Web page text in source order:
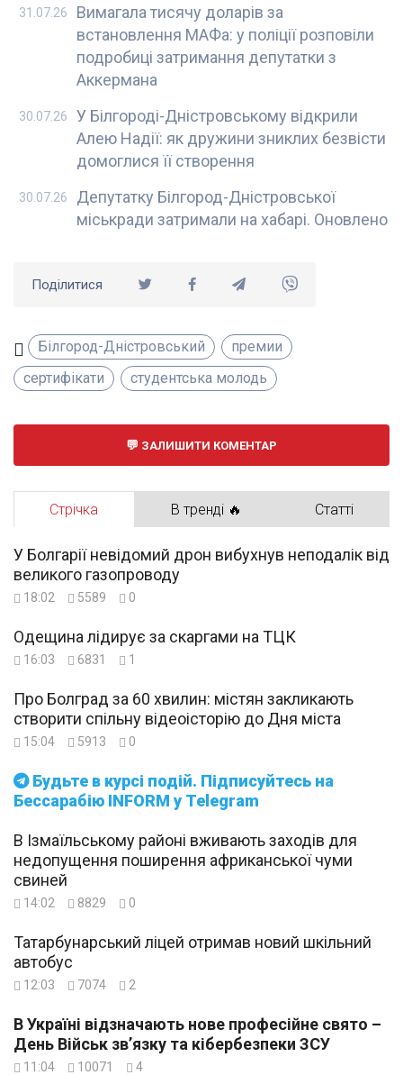
Вимагала тисячу доларів за
встановлення МАФа: у поліції розповіли
подробиці затримання депутатки з
Аккермана
31.07.26
У Білгороді-Дністровському відкрили
Алею Надії: як дружини зниклих безвісти
домоглися її створення
30.07.26
Депутатку Білгород-Дністровської
міськради затримали на хабарі. Оновлено
30.07.26
Поділитися
Білгород-Дністровський
премии
сертифікати
студентська молодь
ЗАЛИШИТИ КОМЕНТАР
Стрічка В тренді 🔥 Статті
Будьте в курсі подій. Підписуйтесь на
Бессарабію INFORM у Telegram
У Болгарії невідомий дрон вибухнув неподалік від
великого газопроводу
18:02 5589 0
Одещина лідирує за скаргами на ТЦК
16:03 6831 1
Про Болград за 60 хвилин: містян закликають
створити спільну відеоісторію до Дня міста
15:04 5913 0
В Ізмаїльському районі вживають заходів для
недопущення поширення африканської чуми
свиней
14:02 8829 0
Татарбунарський ліцей отримав новий шкільний
автобус
12:03 7074 2
В Україні відзначають нове професійне свято –
День Військ зв’язку та кібербезпеки ЗСУ
11:04 10071 4